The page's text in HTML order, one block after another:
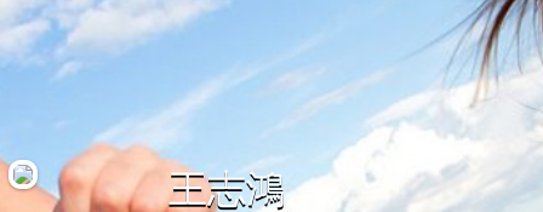
好康優惠
最新留言 王志鴻